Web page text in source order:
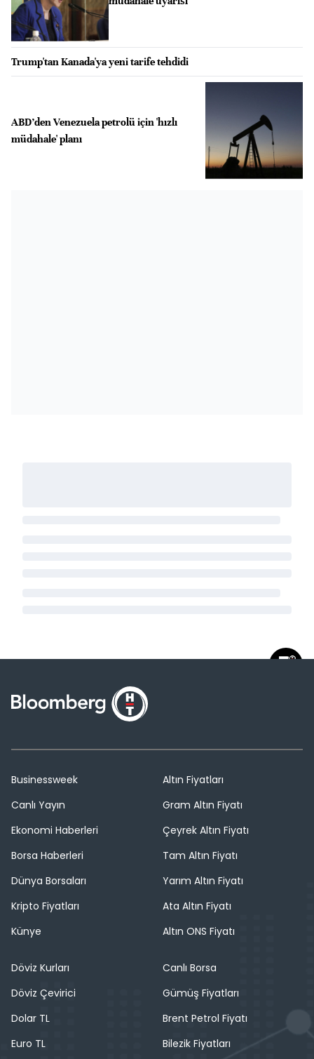
Trump'tan Kanada'ya yeni tarife tehdidi
ABD’den Venezuela petrolü için 'hızlı
müdahale' planı
Businessweek
Canlı Yayın
Ekonomi Haberleri
Borsa Haberleri
Dünya Borsaları
Kripto Fiyatları
Künye
Altın Fiyatları
Gram Altın Fiyatı
Çeyrek Altın Fiyatı
Tam Altın Fiyatı
Yarım Altın Fiyatı
Ata Altın Fiyatı
Altın ONS Fiyatı
Döviz Kurları
Döviz Çevirici
Dolar TL
Euro TL
Canlı Borsa
Gümüş Fiyatları
Brent Petrol Fiyatı
Bilezik Fiyatları